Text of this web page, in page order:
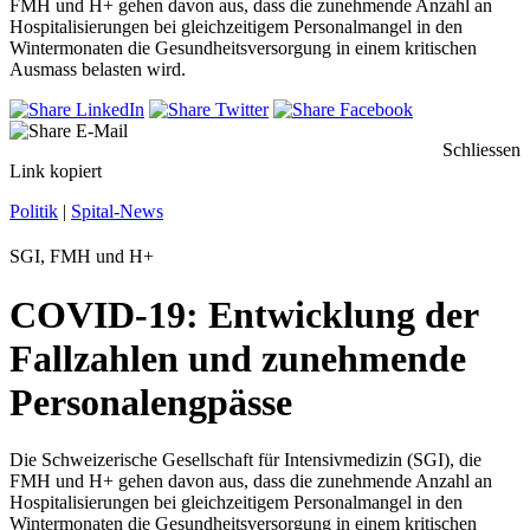
FMH und H+ gehen davon aus, dass die zunehmende Anzahl an
Hospitalisierungen bei gleichzeitigem Personalmangel in den
Wintermonaten die Gesundheitsversorgung in einem kritischen
Ausmass belasten wird.
Link kopiert
Schliessen
Politik | Spital-News
SGI, FMH und H+
COVID-19: Entwicklung der
Fallzahlen und zunehmende
Personalengpässe
Die Schweizerische Gesellschaft für Intensivmedizin (SGI), die
FMH und H+ gehen davon aus, dass die zunehmende Anzahl an
Hospitalisierungen bei gleichzeitigem Personalmangel in den
Wintermonaten die Gesundheitsversorgung in einem kritischen